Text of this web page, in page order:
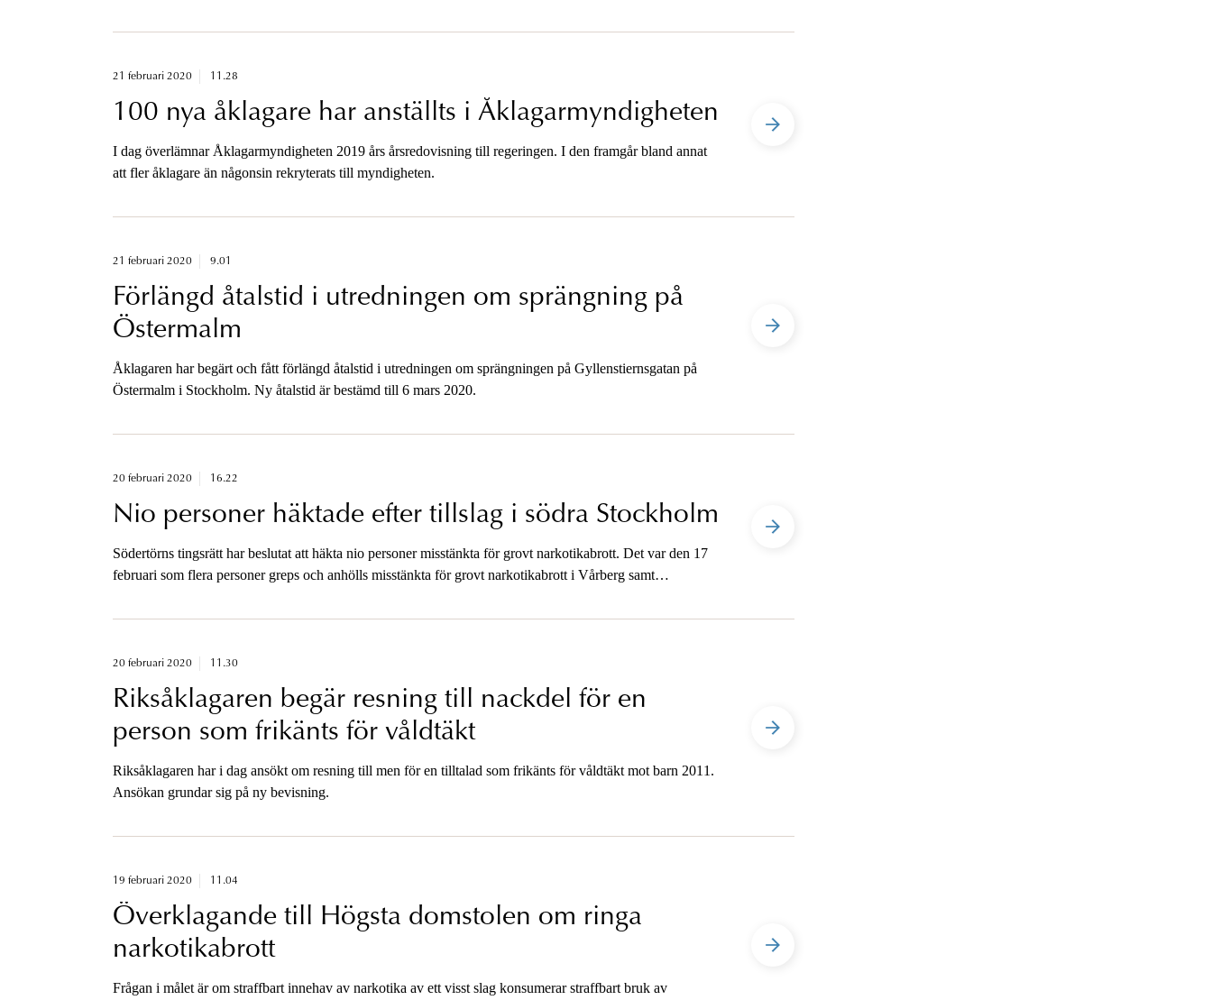
21 februari 2020 11.28
100 nya åklagare har anställts i Åklagarmyndigheten
I dag överlämnar Åklagarmyndigheten 2019 års årsredovisning till regeringen. I den framgår bland annat
att fler åklagare än någonsin rekryterats till myndigheten.
21 februari 2020 9.01
Förlängd åtalstid i utredningen om sprängning på
Östermalm
Åklagaren har begärt och fått förlängd åtalstid i utredningen om sprängningen på Gyllenstiernsgatan på
Östermalm i Stockholm. Ny åtalstid är bestämd till 6 mars 2020.
20 februari 2020 16.22
Nio personer häktade efter tillslag i södra Stockholm
Södertörns tingsrätt har beslutat att häkta nio personer misstänkta för grovt narkotikabrott. Det var den 17
februari som flera personer greps och anhölls misstänkta för grovt narkotikabrott i Vårberg samt
20 februari 2020 11.30
Riksåklagaren begär resning till nackdel för en
person som frikänts för våldtäkt
Riksåklagaren har i dag ansökt om resning till men för en tilltalad som frikänts för våldtäkt mot barn 2011.
Ansökan grundar sig på ny bevisning.
19 februari 2020 11.04
Överklagande till Högsta domstolen om ringa
narkotikabrott
Frågan i målet är om straffbart innehav av narkotika av ett visst slag konsumerar straffbart bruk av